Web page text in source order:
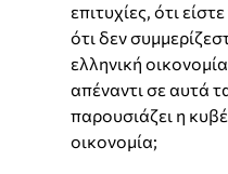
επιτυχίες, ότι
ότι δεν
ελληνική
απέναντι σε αυτά
παρουσιάζει η
οικονομία;